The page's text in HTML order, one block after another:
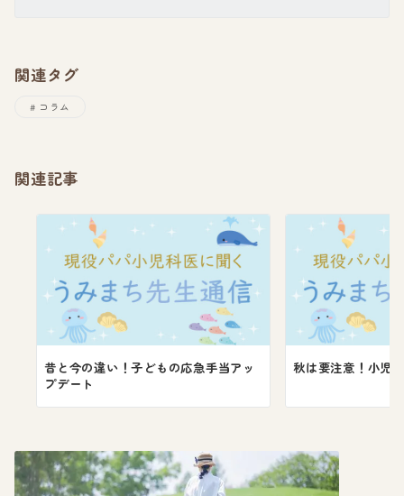
関連タグ
コラム
関連記事
昔と今の違い！子どもの応急手当アッ
プデート
秋は要注意！小児